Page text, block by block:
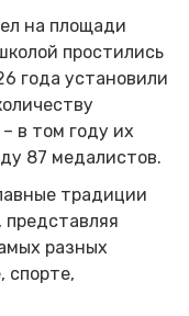
на площади
простились
года установили
в том году их
87 медалистов.
традиции
представляя
разных
спорте,